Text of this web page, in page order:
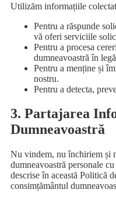
Utilizăm informațiile
Pentru a răspunde
vă oferi serviciile
Pentru a procesa
dumneavoastră în
Pentru a menține și
nostru.
Pentru a detecta,
3. Partajarea
Dumneavoastră
Nu vindem, nu închiriem și
dumneavoastră personale
descrise în această Politică
consimțământul